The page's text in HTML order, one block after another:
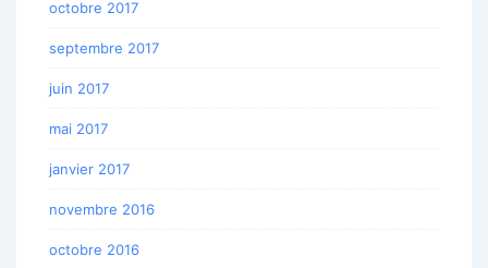
octobre 2017
septembre 2017
juin 2017
mai 2017
janvier 2017
novembre 2016
octobre 2016